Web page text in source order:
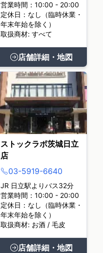
営業時間：10:00 - 20:00
定休日：なし（臨時休業・
年末年始を除く）
取扱商材: すべて
店舗詳細・地図
ストックラボ茨城日立
店
03-5919-6640
JR 日立駅よりバス32分
営業時間：10:00 - 20:00
定休日：なし（臨時休業・
年末年始を除く）
取扱商材: お酒 / 毛皮
店舗詳細・地図